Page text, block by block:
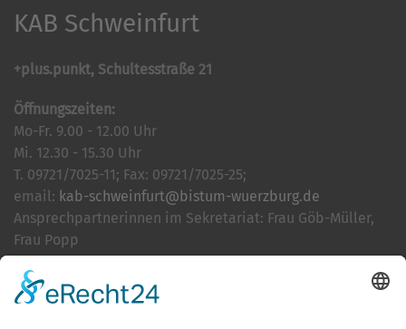
KAB Schweinfurt
+plus.punkt, Schultesstraße 21
Öffnungszeiten:
Mo-Fr. 9.00 - 12.00 Uhr
Mi. 12.30 - 15.30 Uhr
T. 09721/7025-11; Fax: 09721/7025-25;
email: kab-schweinfurt@bistum-wuerzburg.de
Ansprechpartnerinnen im Sekretariat: Frau Göb-Müller,
Frau Popp